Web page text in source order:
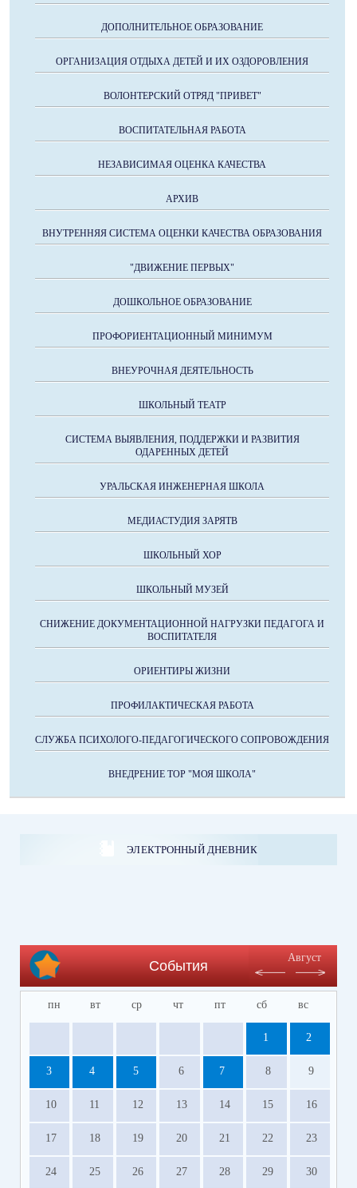
ДОПОЛНИТЕЛЬНОЕ ОБРАЗОВАНИЕ
ОРГАНИЗАЦИЯ ОТДЫХА ДЕТЕЙ И ИХ ОЗДОРОВЛЕНИЯ
ВОЛОНТЕРСКИЙ ОТРЯД "ПРИВЕТ"
ВОСПИТАТЕЛЬНАЯ РАБОТА
НЕЗАВИСИМАЯ ОЦЕНКА КАЧЕСТВА
АРХИВ
ВНУТРЕННЯЯ СИСТЕМА ОЦЕНКИ КАЧЕСТВА ОБРАЗОВАНИЯ
"ДВИЖЕНИЕ ПЕРВЫХ"
ДОШКОЛЬНОЕ ОБРАЗОВАНИЕ
ПРОФОРИЕНТАЦИОННЫЙ МИНИМУМ
ВНЕУРОЧНАЯ ДЕЯТЕЛЬНОСТЬ
ШКОЛЬНЫЙ ТЕАТР
СИСТЕМА ВЫЯВЛЕНИЯ, ПОДДЕРЖКИ И РАЗВИТИЯ
ОДАРЕННЫХ ДЕТЕЙ
УРАЛЬСКАЯ ИНЖЕНЕРНАЯ ШКОЛА
МЕДИАСТУДИЯ ЗАРЯТВ
ШКОЛЬНЫЙ ХОР
ШКОЛЬНЫЙ МУЗЕЙ
СНИЖЕНИЕ ДОКУМЕНТАЦИОННОЙ НАГРУЗКИ ПЕДАГОГА И
ВОСПИТАТЕЛЯ
ОРИЕНТИРЫ ЖИЗНИ
ПРОФИЛАКТИЧЕСКАЯ РАБОТА
СЛУЖБА ПСИХОЛОГО-ПЕДАГОГИЧЕСКОГО СОПРОВОЖДЕНИЯ
ВНЕДРЕНИЕ ТОР "МОЯ ШКОЛА"
ЭЛЕКТРОННЫЙ ДНЕВНИК
События
Август
пн вт ср чт пт сб вс
1 2
3 4 5 6 7 8 9
10 11 12 13 14 15 16
17 18 19 20 21 22 23
24 25 26 27 28 29 30